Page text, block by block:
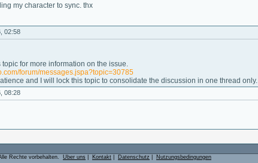
my character to sync. thx
02:58
topic for more information on the issue.
forum/messages.jspa?topic=30785
and I will lock this topic to consolidate the discussion in one thread only.
08:28
Rechte vorbehalten. Über uns Kontakt Datenschutz Nutzungsbedingungen